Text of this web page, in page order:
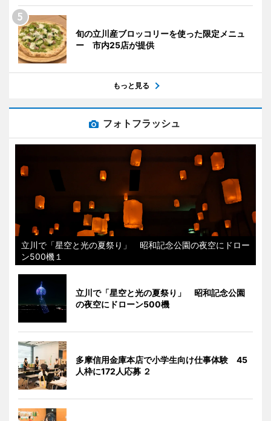
旬の立川産ブロッコリーを使った限定メニュ
ー 市内25店が提供
もっと見る
フォトフラッシュ
立川で「星空と光の夏祭り」 昭和記念公園の夜空にドロー
ン500機１
立川で「星空と光の夏祭り」 昭和記念公園
の夜空にドローン500機
多摩信用金庫本店で小学生向け仕事体験 45
人枠に172人応募 ２